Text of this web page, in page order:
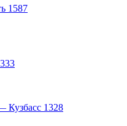
1587
Кузбасс 1328